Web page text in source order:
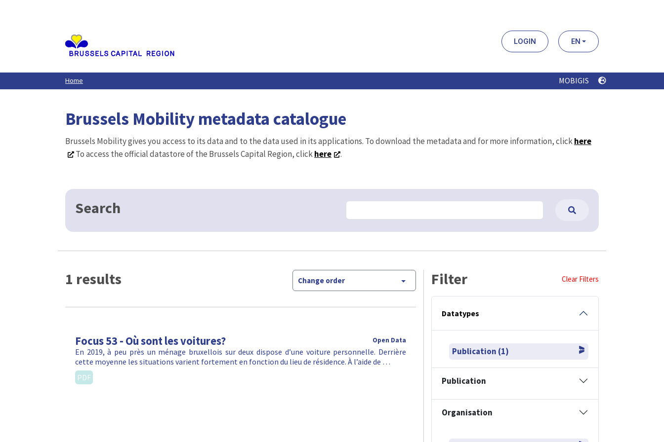
LOGIN EN
Home MOBIGIS
Brussels Mobility metadata catalogue
Brussels Mobility gives you access to its data and to the data used in its applications. To download the metadata and for more information, clickhere
To access the official datastore of the Brussels Capital Region, clickhere .
Search
1 results Change order
Focus 53 - Où sont les voitures? Open Data
En 2019, à peu près un ménage bruxellois sur deux dispose d’une voiture personnelle. Derrière
cette moyenne les situations varient fortement en fonction du lieu de résidence. À l’aide de …
PDF
Filter Clear Filters
Datatypes
Publication (1)
Publication
Organisation